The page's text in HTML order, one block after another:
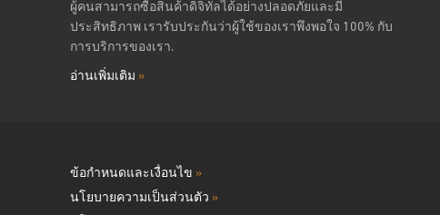
ผู้คนสามารถซื้อสินค้าดิจิทัลได้อย่างปลอดภัยและมี
ประสิทธิภาพ เรารับประกันว่าผู้ใช้ของเราพึงพอใจ 100% กับ
การบริการของเรา.
อ่านเพิ่มเติม »
ข้อกำหนดและเงื่อนไข »
นโยบายความเป็นส่วนตัว »